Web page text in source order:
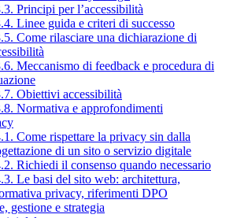
Principi per l’accessibilità
Linee guida e criteri di successo
Come rilasciare una dichiarazione di
Meccanismo di feedback e procedura di
Obiettivi accessibilità
Normativa e approfondimenti
Come rispettare la privacy sin dalla
di un sito o servizio digitale
Richiedi il consenso quando necessario
Le basi del sito web: architettura,
privacy, riferimenti DPO
gestione e strategia